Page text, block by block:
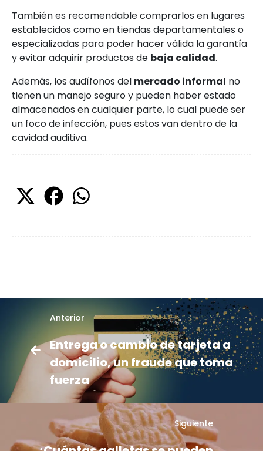
También es recomendable comprarlos en lugares
establecidos como en tiendas departamentales o
especializadas para poder hacer válida la garantía
y evitar adquirir productos de baja calidad.
Además, los audífonos del mercado informal no
tienen un manejo seguro y pueden haber estado
almacenados en cualquier parte, lo cual puede ser
un foco de infección, pues estos van dentro de la
cavidad auditiva.
Anterior
Entrega o cambio de tarjeta a
domicilio, un fraude que toma
fuerza
Siguiente